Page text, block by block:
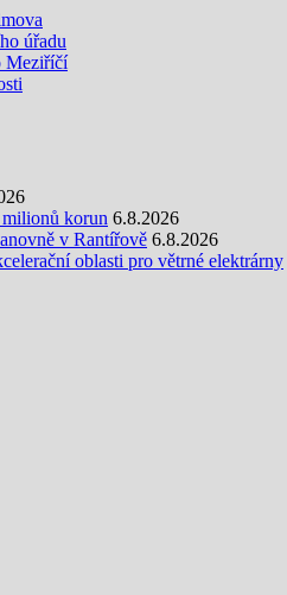
úřadu
Meziříčí
milionů korun 6.8.2026
v Rantířově 6.8.2026
oblasti pro větrné elektrárny